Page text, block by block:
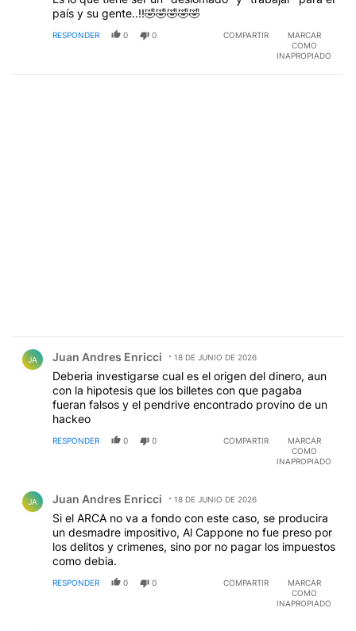
país y su gente..!!🤣🤣🤣🤣🤣
RESPONDER 0 0 COMPARTIR
MARCAR
COMO
INAPROPIADO
JA Juan Andres Enricci 18 DE JUNIO DE 2026
Deberia investigarse cual es el origen del dinero, aun
con la hipotesis que los billetes con que pagaba
fueran falsos y el pendrive encontrado provino de un
hackeo
RESPONDER 0 0 COMPARTIR
MARCAR
COMO
INAPROPIADO
JA Juan Andres Enricci 18 DE JUNIO DE 2026
Si el ARCA no va a fondo con este caso, se producira
un desmadre impositivo, Al Cappone no fue preso por
los delitos y crimenes, sino por no pagar los impuestos
como debia.
RESPONDER 0 0 COMPARTIR
MARCAR
COMO
INAPROPIADO